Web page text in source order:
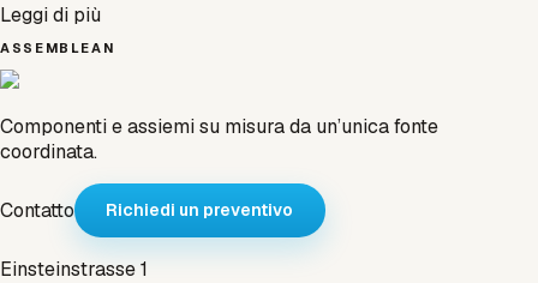
Leggi di più
ASSEMBLEAN
Componenti e assiemi su misura da un’unica fonte
coordinata.
Contatto Richiedi un preventivo
Einsteinstrasse 1